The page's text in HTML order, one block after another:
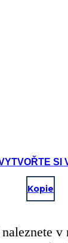
SI
Kopie
naleznete